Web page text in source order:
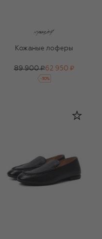
Кожаные лоферы
89 900 ₽62 950 ₽
-30%